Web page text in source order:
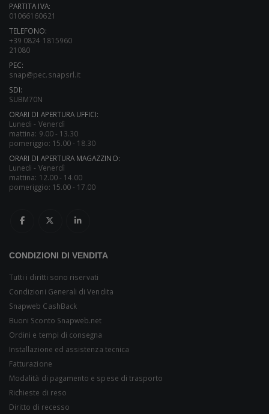
PARTITA IVA:
01066160621
TELEFONO:
+39 0824 1815960
21080
PEC:
snap@pec.snapsrl.it
SDI:
SUBM70N
ORARI DI APERTURA UFFICI:
Lunedi - Venerdì
mattina: 9.00 - 13.30
pomeriggio: 15.00 - 18.30
ORARI DI APERTURA MAGAZZINO:
Lunedi - Venerdì
mattina: 12.00 - 14.00
pomeriggio: 15.00 - 17.00
CONDIZIONI DI VENDITA
Tutti i diritti sono riservati
Condizioni Generali di Vendita
Snapweb CashBack
Buoni Sconto Snapweb.net
Ordini e tempi di consegna
Installazione ed assistenza tecnica
Fatturazione
Modalità di pagamento e spese di trasporto
Richieste di reso
Diritto di recesso